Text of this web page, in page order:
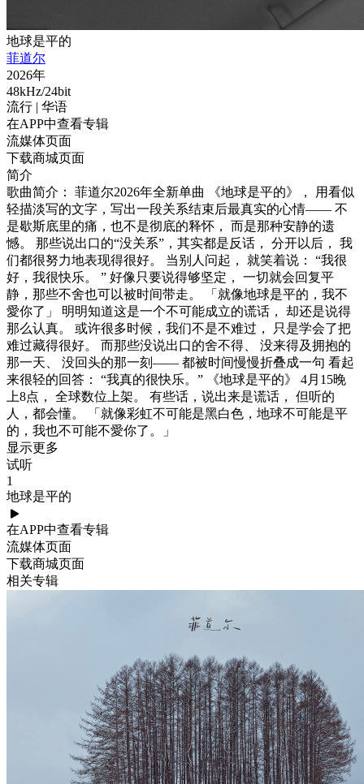
地球是平的
菲道尔
2026年
48kHz/24bit
流行 | 华语
在APP中查看专辑
流媒体页面
下载商城页面
简介
歌曲简介： 菲道尔2026年全新单曲 《地球是平的》， 用看似
轻描淡写的文字，写出一段关系结束后最真实的心情—— 不
是歇斯底里的痛，也不是彻底的释怀， 而是那种安静的遗
憾。 那些说出口的“没关系”，其实都是反话， 分开以后， 我
们都很努力地表现得很好。 当别人问起， 就笑着说： “我很
好，我很快乐。 ” 好像只要说得够坚定， 一切就会回复平
静，那些不舍也可以被时间带走。 「就像地球是平的，我不
愛你了」 明明知道这是一个不可能成立的谎话， 却还是说得
那么认真。 或许很多时候，我们不是不难过， 只是学会了把
难过藏得很好。 而那些没说出口的舍不得、 没来得及拥抱的
那一天、 没回头的那一刻—— 都被时间慢慢折叠成一句 看起
来很轻的回答： “我真的很快乐。” 《地球是平的》 4月15晚
上8点， 全球数位上架。 有些话，说出来是谎话， 但听的
人，都会懂。 「就像彩虹不可能是黑白色，地球不可能是平
的，我也不可能不愛你了。」
显示更多
试听
1
地球是平的
在APP中查看专辑
流媒体页面
下载商城页面
相关专辑